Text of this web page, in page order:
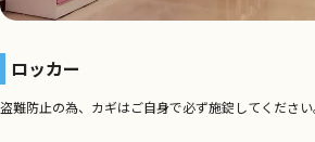
ロッカー
盗難防止の為、カギはご自身で必ず施錠してください